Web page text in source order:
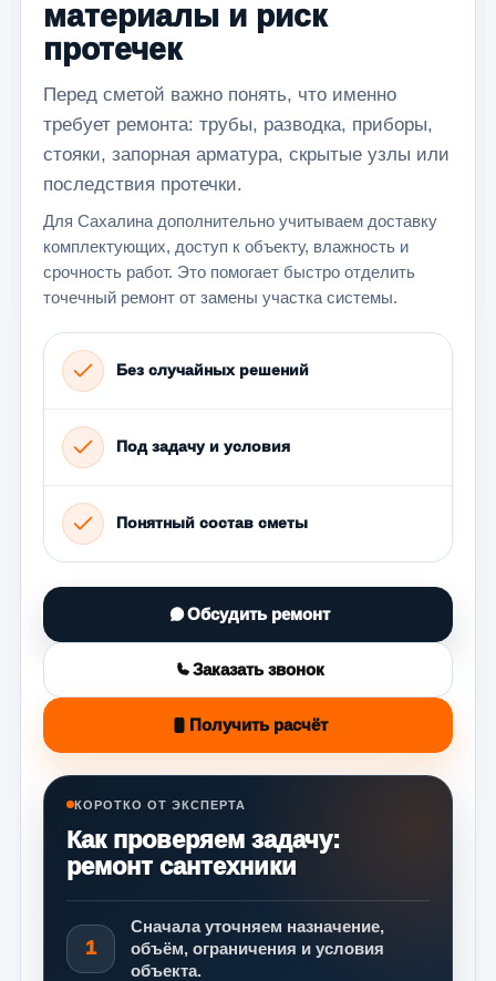
материалы и риск
протечек
Перед сметой важно понять, что именно
требует ремонта: трубы, разводка, приборы,
стояки, запорная арматура, скрытые узлы или
последствия протечки.
Для Сахалина дополнительно учитываем доставку
комплектующих, доступ к объекту, влажность и
срочность работ. Это помогает быстро отделить
точечный ремонт от замены участка системы.
Без случайных решений
Под задачу и условия
Понятный состав сметы
Обсудить ремонт
Заказать звонок
Получить расчёт
КОРОТКО ОТ ЭКСПЕРТА
Как проверяем задачу:
ремонт сантехники
1
Сначала уточняем назначение,
объём, ограничения и условия
объекта.